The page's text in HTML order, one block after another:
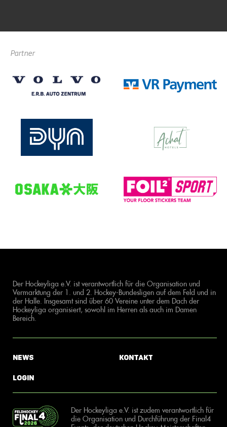
Partner
Der Hockeyliga e.V. ist verantwortlich für die Organisation und
Vermarktung der 1. und 2. Hockey-Bundesligen auf dem Feld und in
der Halle. Insgesamt sind über 60 Vereine unter dem Dach der
Hockeyliga organisiert, sowohl im Herren als auch im Damen
Bereich.
News
Login
Kontakt
Der Hockeyliga e.V. ist zudem verantwortlich für
die Organisation und Durchführung der Final4